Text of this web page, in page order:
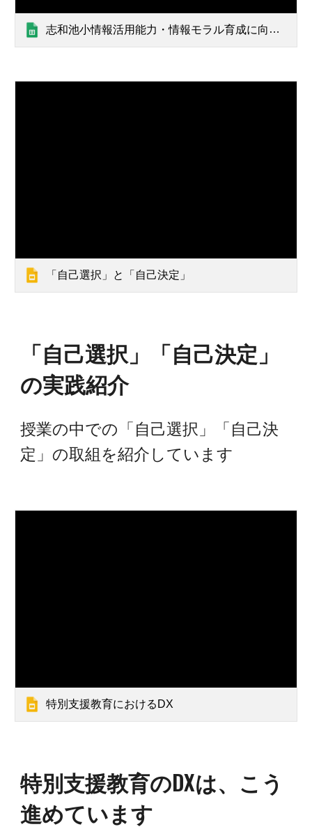
志和池小情報活用能力・情報モラル育成に向けた系統表
「自己選択」と「自己決定」
「自己選択」「自己決定」
の実践紹介
授業の中での「自己選択」「自己決
定」の取組を紹介しています
特別支援教育におけるDX
特別支援教育のDXは、こう
進めています